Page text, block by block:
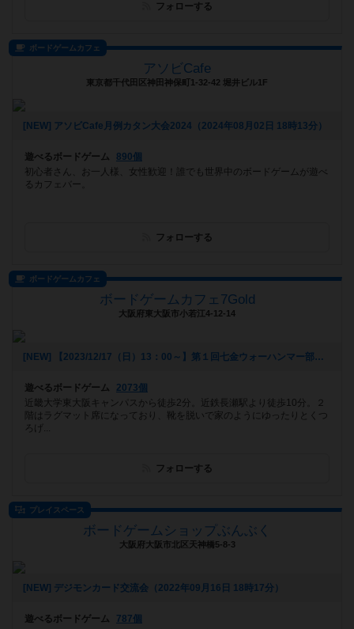
フォローする
ボードゲームカフェ
アソビCafe
東京都千代田区神田神保町1-32-42 堀井ビル1F
[NEW] アソビCafe月例カタン大会2024（2024年08月02日 18時13分）
遊べるボードゲーム
890個
初心者さん、お一人様、女性歓迎！誰でも世界中のボードゲームが遊べ
るカフェバー。
フォローする
ボードゲームカフェ
ボードゲームカフェ7Gold
大阪府東大阪市小若江4-12-14
[NEW] 【2023/12/17（日）13：00～】第１回七金ウォーハンマー部（2023年12月06日 16時25分）
遊べるボードゲーム
2073個
近畿大学東大阪キャンパスから徒歩2分。近鉄長瀬駅より徒歩10分。２
階はラグマット席になっており、靴を脱いで家のようにゆったりとくつ
ろげ...
フォローする
プレイスペース
ボードゲームショップぶんぶく
大阪府大阪市北区天神橋5-8-3
[NEW] デジモンカード交流会（2022年09月16日 18時17分）
遊べるボードゲーム
787個